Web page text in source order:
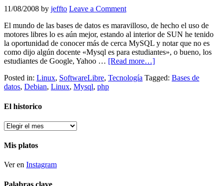
11/08/2008 by jeffto Leave a Comment
El mundo de las bases de datos es maravilloso, de hecho el uso de
motores libres lo es aún mejor, estando al interior de SUN he tenido
la oportunidad de conocer más de cerca MySQL y notar que no es
como dijo algún docente «Mysql es para estudiantes», o bueno, los
estudiantes de Google, Yahoo … [Read more…]
Posted in: Linux, SoftwareLibre, Tecnología Tagged: Bases de
datos, Debian, Linux, Mysql, php
El historico
El
Mis platos
Ver en Instagram
Palabras clave